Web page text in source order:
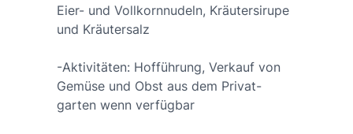
Eier- und Vollkornnudeln, Kräutersirupe
und Kräutersalz
-Aktivitäten: Hofführung, Verkauf von
Gemüse und Obst aus dem Privat-
garten wenn verfügbar